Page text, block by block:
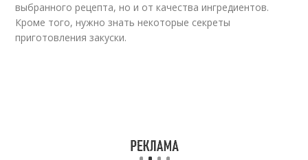
выбранного рецепта, но и от качества ингредиентов.
Кроме того, нужно знать некоторые секреты
приготовления закуски.